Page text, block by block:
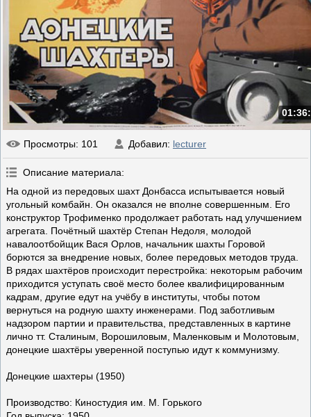
Просмотры: 101 Добавил: lecturer
Описание материала:
На одной из передовых шахт Донбасса испытывается новый
угольный комбайн. Он оказался не вполне совершенным. Его
конструктор Трофименко продолжает работать над улучшением
агрегата. Почётный шахтёр Степан Недоля, молодой
навалоотбойщик Вася Орлов, начальник шахты Горовой
борются за внедрение новых, более передовых методов труда.
В рядах шахтёров происходит перестройка: некоторым рабочим
приходится уступать своё место более квалифицированным
кадрам, другие едут на учёбу в институты, чтобы потом
вернуться на родную шахту инженерами. Под заботливым
надзором партии и правительства, представленных в картине
лично тт. Сталиным, Ворошиловым, Маленковым и Молотовым,
донецкие шахтёры уверенной поступью идут к коммунизму.
Донецкие шахтеры (1950)
Производство: Киностудия им. М. Горького